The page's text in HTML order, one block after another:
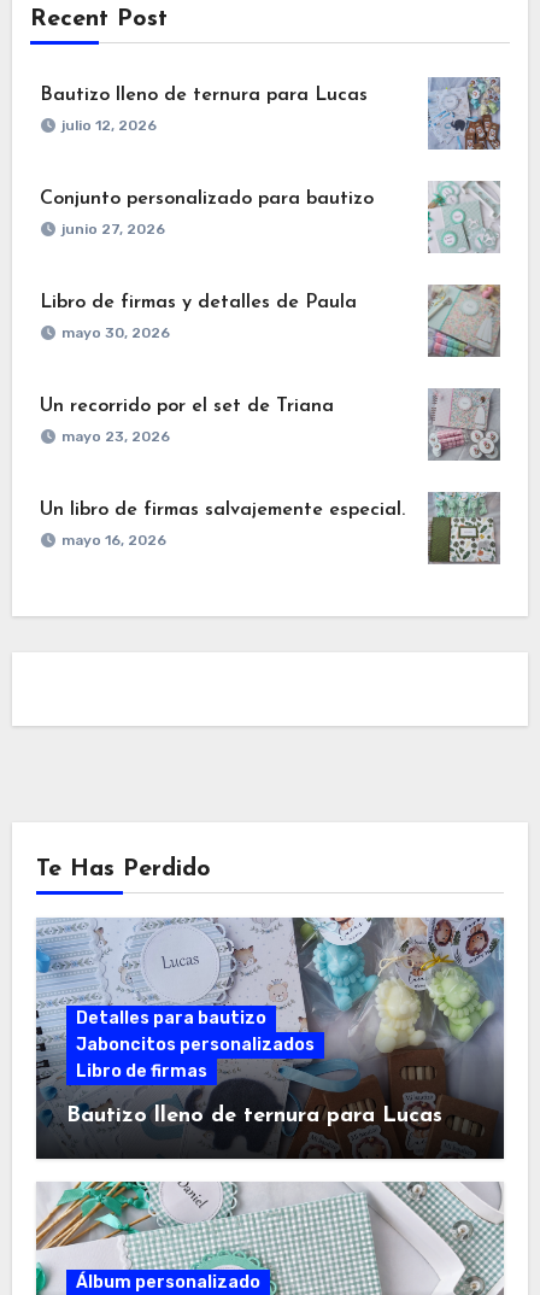
Recent Post
Bautizo lleno de ternura para Lucas
julio 12, 2026
Conjunto personalizado para bautizo
junio 27, 2026
Libro de firmas y detalles de Paula
mayo 30, 2026
Un recorrido por el set de Triana
mayo 23, 2026
Un libro de firmas salvajemente especial.
mayo 16, 2026
Te Has Perdido
Detalles para bautizo
Jaboncitos personalizados
Libro de firmas
Bautizo lleno de ternura para Lucas
Álbum personalizado